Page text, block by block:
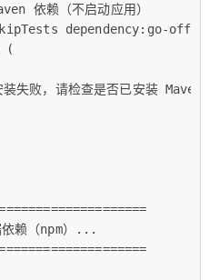
依赖（不启动应用）
dependency:go-
(
失败，请检查是否已安装 Maven 并
依赖（npm）...